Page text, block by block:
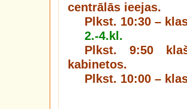
centrālās ieejas.
Plkst. 10:30 –
2.-4.kl.
Plkst. 9:50
kabinetos.
Plkst. 10:00 –